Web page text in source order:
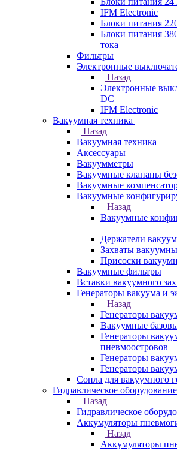
IFM Electronic
Блоки питания
Блоки питания
тока
Фильтры
Электронные
Назад
Электронные
DC
IFM Electronic
Вакуумная техника
Назад
Вакуумная техника
Аксессуары
Вакуумметры
Вакуумные клапаны
Вакуумные
Вакуумные
Назад
Вакуумные
Держатели
Захваты
Присоски
Вакуумные фильтры
Вставки вакуумного
Генераторы вакуума и
Назад
Генераторы
Вакуумные
Генераторы
пневмоостровов
Генераторы
Генераторы
Сопла для вакуумного
Гидравлическое оборудование
Назад
Гидравлическое
Аккумуляторы
Назад
Аккумуляторы